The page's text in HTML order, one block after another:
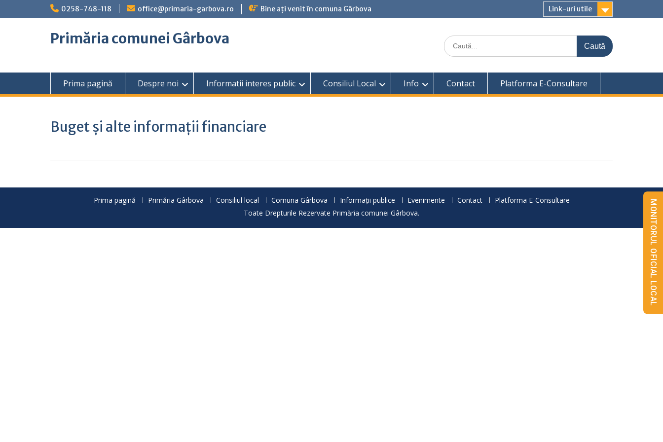
0258-748-118 office@primaria-garbova.ro Bine ați venit în comuna Gârbova Link-uri utile
Primăria comunei Gârbova
Caută
for:
Prima pagină Despre noi Informatii interes public Consiliul Local Info Contact Platforma E-Consultare
Buget și alte informații financiare
Prima pagină Primăria Gârbova Consiliul local Comuna Gârbova Informații publice Evenimente Contact
Platforma E-Consultare
Toate Drepturile Rezervate Primăria comunei Gârbova.
MONITORUL OFICIAL LOCAL